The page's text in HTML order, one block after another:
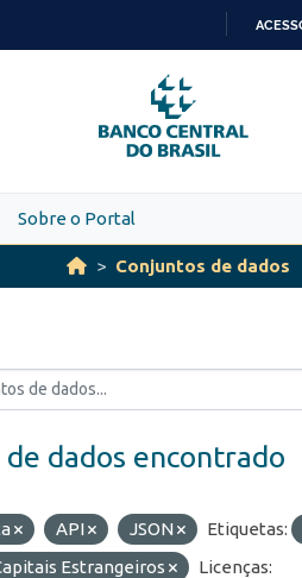
PARA
O
CONTEÚDO
Sobre o Portal
Conjuntos de dados
dados encontrado
API JSON Etiquetas:
Estrangeiros
Licenças: